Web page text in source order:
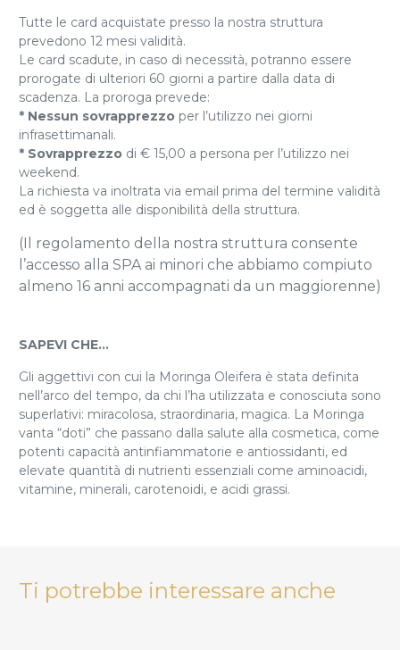
Tutte le card acquistate presso la nostra struttura
prevedono 12 mesi validità.
Le card scadute, in caso di necessità, potranno essere
prorogate di ulteriori 60 giorni a partire dalla data di
scadenza. La proroga prevede:
* Nessun sovrapprezzo per l’utilizzo nei giorni
infrasettimanali.
* Sovrapprezzo di € 15,00 a persona per l’utilizzo nei
weekend.
La richiesta va inoltrata via email prima del termine validità
ed è soggetta alle disponibilità della struttura.
(Il regolamento della nostra struttura consente
l’accesso alla SPA ai minori che abbiamo compiuto
almeno 16 anni accompagnati da un maggiorenne)
SAPEVI CHE…
Gli aggettivi con cui la Moringa Oleifera è stata definita
nell’arco del tempo, da chi l’ha utilizzata e conosciuta sono
superlativi: miracolosa, straordinaria, magica. La Moringa
vanta “doti” che passano dalla salute alla cosmetica, come
potenti capacità antinfiammatorie e antiossidanti, ed
elevate quantità di nutrienti essenziali come aminoacidi,
vitamine, minerali, carotenoidi, e acidi grassi.
Ti potrebbe interessare anche